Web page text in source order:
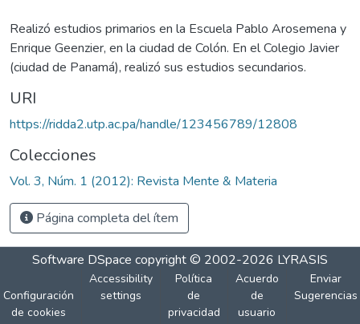
Realizó estudios primarios en la Escuela Pablo Arosemena y
Enrique Geenzier, en la ciudad de Colón. En el Colegio Javier
(ciudad de Panamá), realizó sus estudios secundarios.
URI
https://ridda2.utp.ac.pa/handle/123456789/12808
Colecciones
Vol. 3, Núm. 1 (2012): Revista Mente & Materia
Página completa del ítem
Software DSpace copyright © 2002-2026 LYRASIS
Configuración
de cookies
Accessibility
settings
Política
de
privacidad
Acuerdo
de
usuario
Enviar
Sugerencias